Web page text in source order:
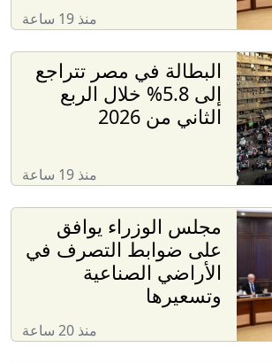
منذ 19 ساعة
البطالة في مصر تتراجع
إلى 5.8% خلال الربع
الثاني من 2026
منذ 19 ساعة
مجلس الوزراء يوافق
على ضوابط التصرف في
الأراضي الصناعية
وتسعيرها
منذ 20 ساعة